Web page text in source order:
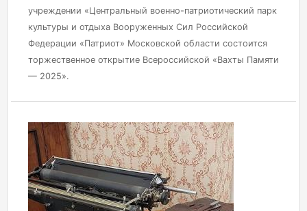
учреждении «Центральный военно-патриотический парк
культуры и отдыха Вооруженных Сил Российской
Федерации «Патриот» Московской области состоится
торжественное открытие Всероссийской «Вахты Памяти
— 2025».